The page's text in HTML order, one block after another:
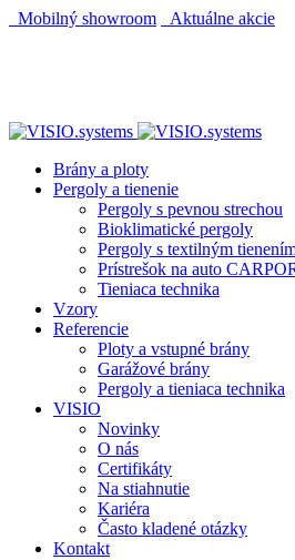
Mobilný showroom
Aktuálne akcie
Brány a ploty
Pergoly a tienenie
Pergoly s pevnou strechou
Bioklimatické pergoly
Pergoly s textilným
Prístrešok na auto
Tieniaca technika
Vzory
Referencie
Ploty a vstupné brány
Garážové brány
Pergoly a tieniaca technika
VISIO
Novinky
O nás
Certifikáty
Na stiahnutie
Kariéra
Často kladené otázky
Kontakt